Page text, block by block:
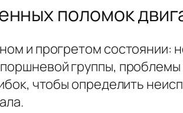
поломок
и прогретом состоянии:
группы,
чтобы определить